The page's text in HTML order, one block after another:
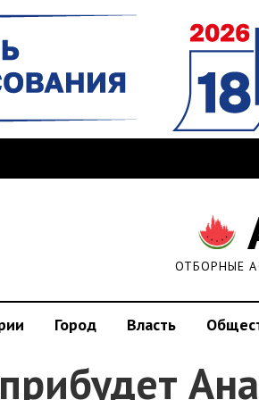
ОТБОРНЫЕ
Город Власть